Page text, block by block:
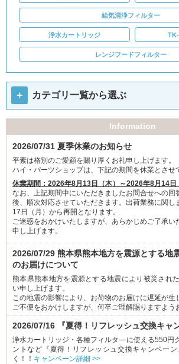
給気清浄フィルター
浄水カートリッジ
レンジフードフィルター
＋ カテゴリ一覧から選ぶ
Information
2026/07/31 夏季休業のお知らせ
平素は格別のご愛顧を賜り厚くお礼申し上げます。
ハイ・パーツショップは、下記の期間を休業とさせ
休業期間：2026年8月13日（木）～2026年8月14日
なお、上記期間中にいただきましたお問合せへの回
後、順次対応させていただきます。出荷業務に関し
17日（月）から再開となります。
ご迷惑をおかけいたしますが、あらかじめご了承い
申し上げます。
2026/07/29 熊本県熊本地方を震源とする地
のお届けについて
熊本県熊本地方を震源とする地震により被災され
い申し上げます。
この地震の影響により、お荷物のお届けに遅延が生
ご不便をおかけしますが、何卒ご理解賜りますよう
2026/07/16 『夏得！リフレッシュ交換キャ
浄水カートリッジ・各種フィルタ―に使える550円
ントなど『夏得！リフレッシュ交換キャンペー
く！！ キャンペーン詳細 >>